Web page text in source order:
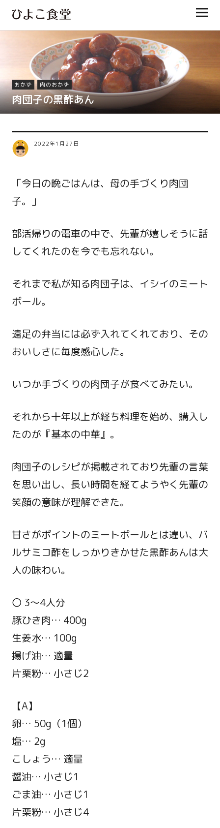
ひよこ食堂
おかず 肉のおかず
肉団子の黒酢あん
2022年1月27日
「今日の晩ごはんは、母の手づくり肉団
子。」
部活帰りの電車の中で、先輩が嬉しそうに話
してくれたのを今でも忘れない。
それまで私が知る肉団子は、イシイのミート
ボール。
遠足の弁当には必ず入れてくれており、その
おいしさに毎度感心した。
いつか手づくりの肉団子が食べてみたい。
それから十年以上が経ち料理を始め、購入し
たのが『基本の中華』。
肉団子のレシピが掲載されており先輩の言葉
を思い出し、長い時間を経てようやく先輩の
笑顔の意味が理解できた。
甘さがポイントのミートボールとは違い、バ
ルサミコ酢をしっかりきかせた黒酢あんは大
人の味わい。
〇 3～4人分
豚ひき肉… 400g
生姜水… 100g
揚げ油… 適量
片栗粉… 小さじ2
【A】
卵… 50g（1個）
塩… 2g
こしょう… 適量
醤油… 小さじ1
ごま油… 小さじ1
片栗粉… 小さじ4